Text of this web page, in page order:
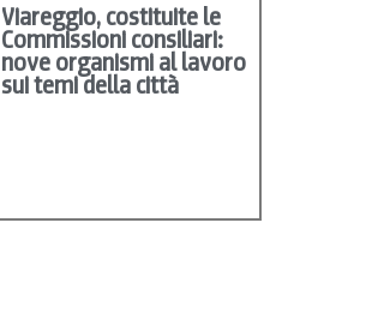
Viareggio, costituite le
Commissioni consiliari:
nove organismi al lavoro
sui temi della città